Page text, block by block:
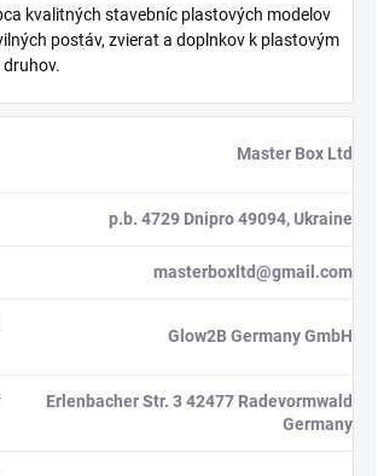
kvalitných stavebníc plastových modelov
postáv, zvierat a doplnkov k plastovým
Master Box Ltd
p.b. 4729 Dnipro 49094, Ukraine
masterboxltd@gmail.com
Glow2B Germany GmbH
Erlenbacher Str. 3 42477 Radevormwald
Germany